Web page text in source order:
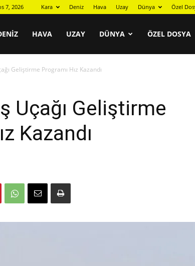
7, 2026 Kara Deniz Hava Uzay Dünya Özel
HAVA UZAY DÜNYA ÖZEL DOSYA
Geliştirme Programı Hız Kazandı
Uçağı Geliştirme
Kazandı